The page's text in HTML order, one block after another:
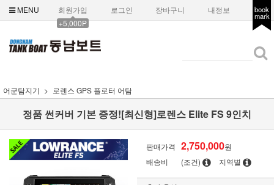
MENU
회원가입
+5,000P
로그인 장바구니 내정보 book
mark
어군탐지기 로렌스 GPS 플로터 어탐
정품 썬커버 기본 증정![최신형]로렌스 Elite FS 9인치
판매가격 2,750,000원
배송비
(조건) 지역별